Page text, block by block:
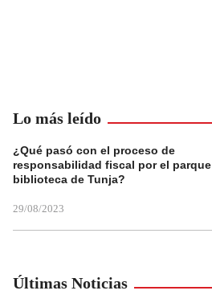
Lo más leído
¿Qué pasó con el proceso de
responsabilidad fiscal por el parque
biblioteca de Tunja?
29/08/2023
Últimas Noticias